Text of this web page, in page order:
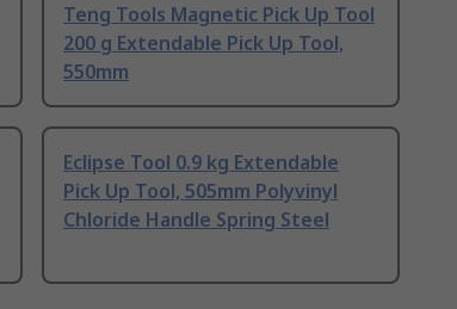
Teng Tools Magnetic Pick Up Tool
200 g Extendable Pick Up Tool,
550mm
Eclipse Tool 0.9 kg Extendable
Pick Up Tool, 505mm Polyvinyl
Chloride Handle Spring Steel